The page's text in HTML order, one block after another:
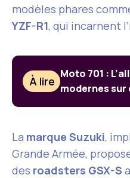
modèles phares
YZF-R1, qui incarnent
À lire
Moto 701 :
modernes sur
La marque Suzuki,
Grande Armée,
des roadsters GSX-S